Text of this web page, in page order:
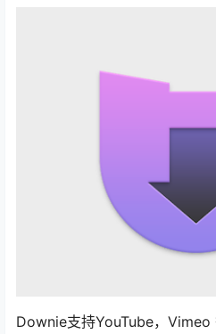
Downie支持YouTube，Vimeo